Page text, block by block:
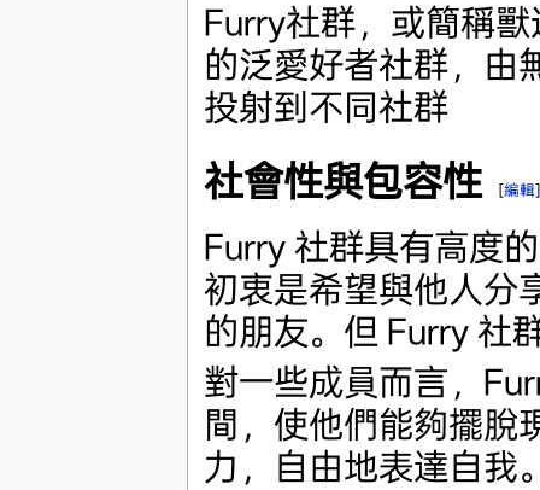
Furry社群，或簡稱
的泛愛好者社群，由
投射到不同社群
社會性與包容性 [編輯]
Furry 社群具有高度
初衷是希望與他人分
的朋友。但 Furry 社
對一些成員而言，
間，使他們能夠擺脫
力，自由地表達自我